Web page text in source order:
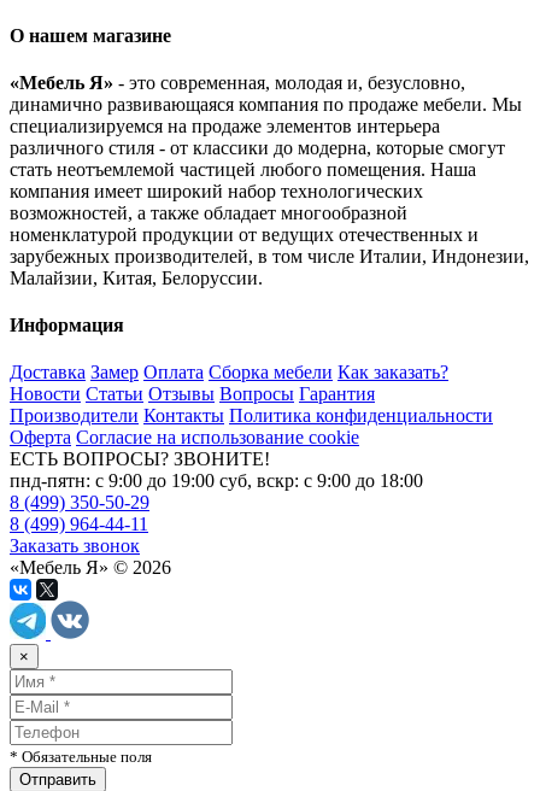
О нашем магазине
«Мебель Я» - это современная, молодая и, безусловно,
динамично развивающаяся компания по продаже мебели. Мы
специализируемся на продаже элементов интерьера
различного стиля - от классики до модерна, которые смогут
стать неотъемлемой частицей любого помещения. Наша
компания имеет широкий набор технологических
возможностей, а также обладает многообразной
номенклатурой продукции от ведущих отечественных и
зарубежных производителей, в том числе Италии, Индонезии,
Малайзии, Китая, Белоруссии.
Информация
Доставка Замер Оплата Сборка мебели Как заказать?
Новости Статьи Отзывы Вопросы Гарантия
Производители Контакты Политика конфиденциальности
Оферта Согласие на использование cookie
ЕСТЬ ВОПРОСЫ? ЗВОНИТЕ!
пнд-пятн: с 9:00 до 19:00 суб, вскр: с 9:00 до 18:00
8 (499) 350-50-29
8 (499) 964-44-11
Заказать звонок
«Мебель Я» © 2026
×
* Обязательные поля